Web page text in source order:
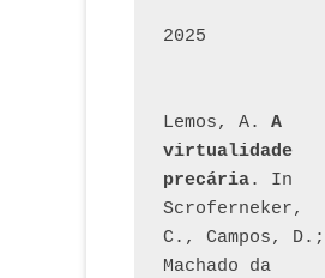
2025
Lemos, A. A
virtualidade
precária. In
Scroferneker,
C., Campos, D.;
Machado da